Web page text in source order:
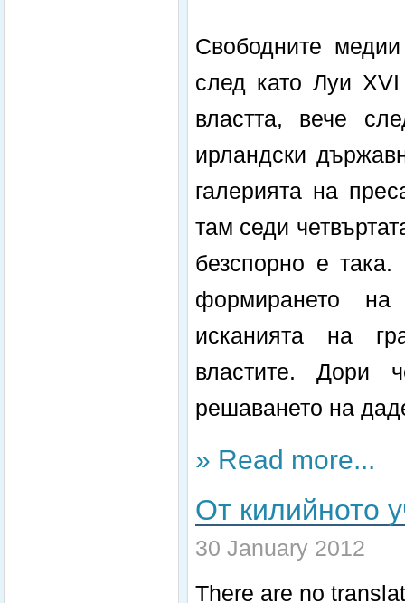
Свободните
след като Луи
властта, вече
ирландски
галерията на
там седи
безспорно е
формирането
исканията на
властите. Дори
решаването на
» Read more...
От килийното
30 January 2012
There are no